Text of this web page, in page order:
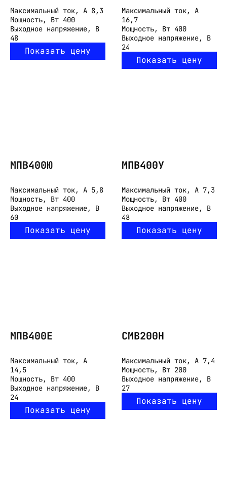
Максимальный ток, А 8,3
Мощность, Вт 400
Выходное напряжение, В
48
Показать цену
Максимальный ток, А
16,7
Мощность, Вт 400
Выходное напряжение, В
24
Показать цену
МПВ400Ю
Максимальный ток, А 5,8
Мощность, Вт 400
Выходное напряжение, В
60
Показать цену
МПВ400У
Максимальный ток, А 7,3
Мощность, Вт 400
Выходное напряжение, В
48
Показать цену
МПВ400Е
Максимальный ток, А
14,5
Мощность, Вт 400
Выходное напряжение, В
24
Показать цену
СМВ200Н
Максимальный ток, А 7,4
Мощность, Вт 200
Выходное напряжение, В
27
Показать цену